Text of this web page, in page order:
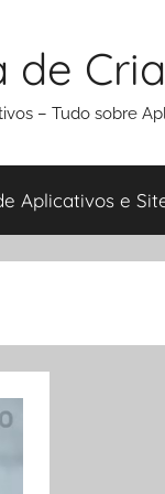
de
– Tudo sobre
Aplicativos e